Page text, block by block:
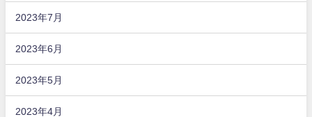
2023年7月
2023年6月
2023年5月
2023年4月